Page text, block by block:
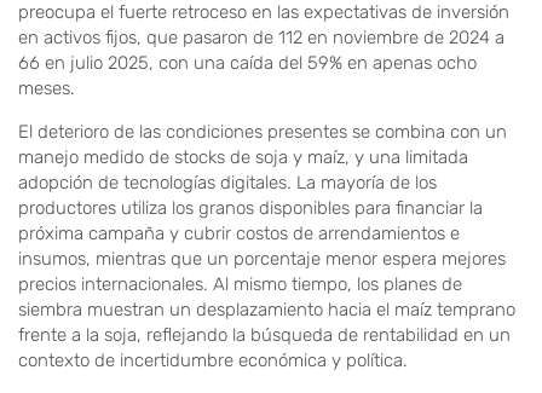
preocupa el fuerte retroceso en las expectativas de inversión
en activos fijos, que pasaron de 112 en noviembre de 2024 a
66 en julio 2025, con una caída del 59% en apenas ocho
meses.
El deterioro de las condiciones presentes se combina con un
manejo medido de stocks de soja y maíz, y una limitada
adopción de tecnologías digitales. La mayoría de los
productores utiliza los granos disponibles para financiar la
próxima campaña y cubrir costos de arrendamientos e
insumos, mientras que un porcentaje menor espera mejores
precios internacionales. Al mismo tiempo, los planes de
siembra muestran un desplazamiento hacia el maíz temprano
frente a la soja, reflejando la búsqueda de rentabilidad en un
contexto de incertidumbre económica y política.